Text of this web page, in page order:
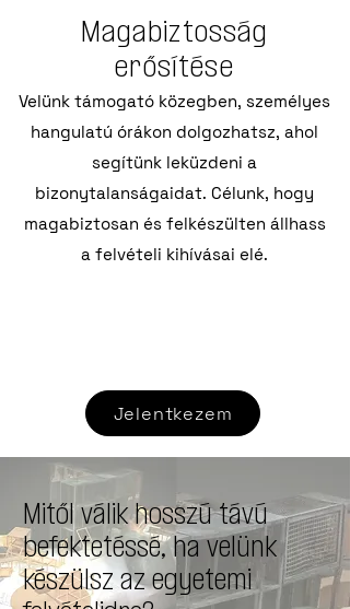
Magabiztosság
erősítése
Velünk támogató közegben, személyes
hangulatú órákon dolgozhatsz, ahol
segítünk leküzdeni a
bizonytalanságaidat. Célunk, hogy
magabiztosan és felkészülten állhass
a felvételi kihívásai elé.
Jelentkezem
Mitől válik hosszú távú
befektetéssé, ha velünk
készülsz az egyetemi